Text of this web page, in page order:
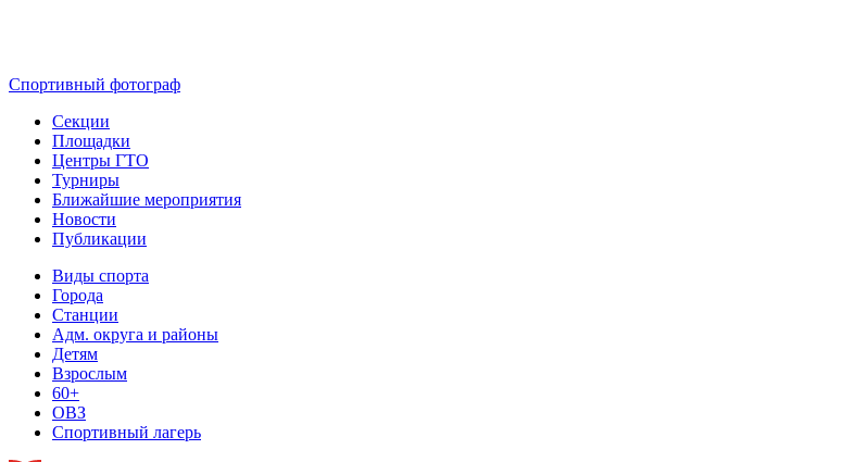
Спортивный фотограф
Секции
Площадки
Центры ГТО
Турниры
Ближайшие мероприятия
Новости
Публикации
Виды спорта
Города
Станции
Адм. округа и районы
Детям
Взрослым
60+
ОВЗ
Спортивный лагерь